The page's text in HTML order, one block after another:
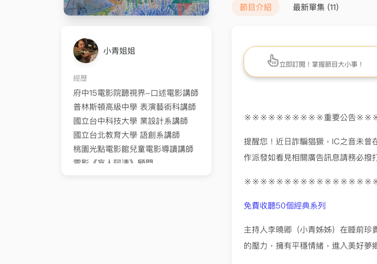
小青姐姐
經歷
府中15電影院聽視界-口述電影講師
普林斯頓高級中學 表演藝術科講師
國立台中科技大學 業設計系講師
國立台北教育大學 語創系講師
桃園光點電影館兒童電影導讀講師
電影《盲人阿清》顧問
節目介紹 最新單集 (11)
立即訂閱！掌握節目大小事！
※※※※※※※※※※重要公告
提醒您！近日詐騙猖獗，IC之音未曾
作派發如看見相關廣告訊息請務必撥
免費收聽50個經典系列
主持人李曉卿（小青姊姊）在睡前
的壓力，擁有平穩情緒，進入美好夢